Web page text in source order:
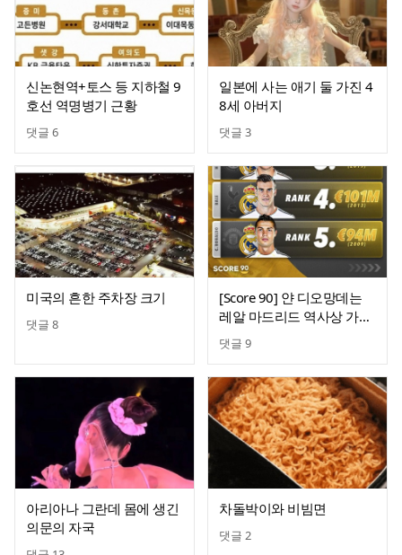
신논현역+토스 등 지하철 9
호선 역명병기 근황
댓글 6
일본에 사는 애기 둘 가진 4
8세 아버지
댓글 3
미국의 흔한 주차장 크기
댓글 8
[Score 90] 얀 디오망데는
레알 마드리드 역사상 가장
비싼 영입이 될 예정
댓글 9
아리아나 그란데 몸에 생긴
의문의 자국
차돌박이와 비빔면
댓글 2